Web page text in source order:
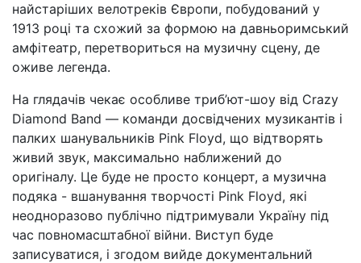
найстаріших велотреків Європи, побудований у
1913 році та схожий за формою на давньоримський
амфітеатр, перетвориться на музичну сцену, де
оживе легенда.
На глядачів чекає особливе триб’ют-шоу від Crazy
Diamond Band — команди досвідчених музикантів і
палких шанувальників Pink Floyd, що відтворять
живий звук, максимально наближений до
оригіналу. Це буде не просто концерт, а музична
подяка - вшанування творчості Pink Floyd, які
неодноразово публічно підтримували Україну під
час повномасштабної війни. Виступ буде
записуватися, і згодом вийде документальний